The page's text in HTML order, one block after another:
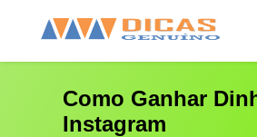
Cursos
Como Ganhar
Instagram